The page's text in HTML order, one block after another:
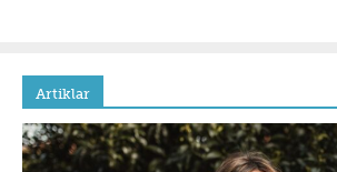
Artiklar